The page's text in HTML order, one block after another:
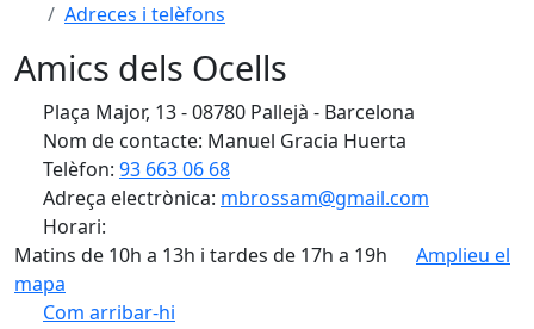
Adreces i telèfons
Amics dels Ocells
Plaça Major, 13 - 08780 Pallejà - Barcelona
Nom de contacte: Manuel Gracia Huerta
Telèfon: 93 663 06 68
Adreça electrònica: mbrossam@gmail.com
Horari:
Matins de 10h a 13h i tardes de 17h a 19h
Amplieu el
mapa
Com arribar-hi